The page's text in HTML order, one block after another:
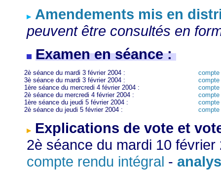
Amendements mis en
peuvent être consultés en
Examen en séance :
2è séance du mardi 3 février 2004 :
compte
3è séance du mardi 3 février 2004 :
compte
1ère séance du mercredi 4 février 2004 :
compte
2è séance du mercredi 4 février 2004 :
compte
1ère séance du jeudi 5 février 2004 :
compte
2è séance du jeudi 5 février 2004 :
compte
Explications de vote et
2è séance du mardi 10
compte rendu intégral -